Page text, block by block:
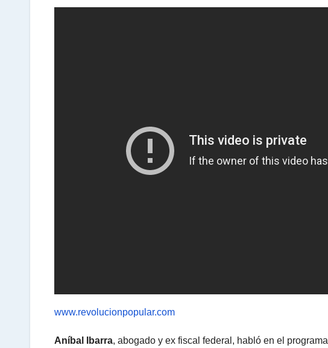
www.revolucionpopular.com
Aníbal Ibarra, abogado y ex fiscal federal, habló en el programa